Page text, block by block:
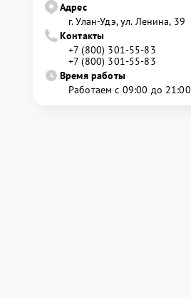
Адрес
г. Улан-Удэ, ул. Ленина, 39
Контакты
+7 (800) 301-55-83
+7 (800) 301-55-83
Время работы
Работаем с 09:00 до 21:00